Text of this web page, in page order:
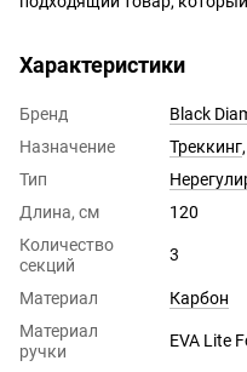
Характеристики
Бренд
Black
Назначение
Треккинг,
Тип
Длина, см
120
Количество
секций
3
Материал
Карбон
Материал
ручки
EVA Lite